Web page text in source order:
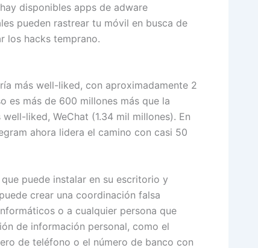
disponibles apps de adware
pueden rastrear tu móvil en busca de
los hacks temprano.
más well-liked, con aproximadamente 2
es más de 600 millones más que la
liked, WeChat (1.34 mil millones). En
ahora lidera el camino con casi 50
puede instalar en su escritorio y
crear una coordinación falsa
o a cualquier persona que
de información personal, como el
de teléfono o el número de banco con